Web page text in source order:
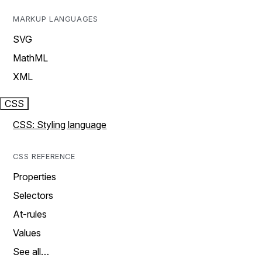
MARKUP LANGUAGES
SVG
MathML
XML
CSS
CSS: Styling language
CSS REFERENCE
Properties
Selectors
At-rules
Values
See all…